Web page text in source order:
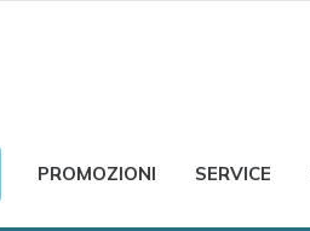
PROMOZIONI SERVICE